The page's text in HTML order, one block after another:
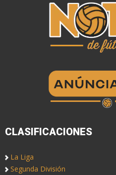
CLASIFICACIONES
La Liga
Segunda División